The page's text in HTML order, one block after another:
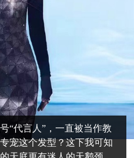
“代言人”，一直被当作教
宠这个发型？这下我可知